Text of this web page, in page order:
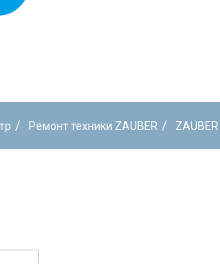
/ Ремонт техники ZAUBER / ZAUBER